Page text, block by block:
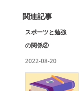
関連記事
スポーツと勉強
の関係②
2022-08-20